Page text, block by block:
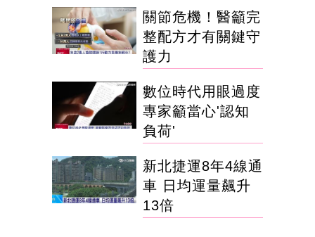
關節危機！醫籲完
整配方才有關鍵守
護力
數位時代用眼過度
專家籲當心'認知
負荷'
新北捷運8年4線通
車 日均運量飆升
13倍